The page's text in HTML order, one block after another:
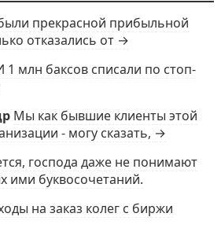
прекрасной прибыльной
отказались от →
1 млн баксов списали по стоп-
Мы как бывшие клиенты этой
- могу сказать, →
господа даже не понимают
ими буквосочетаний.
на заказ колег с биржи